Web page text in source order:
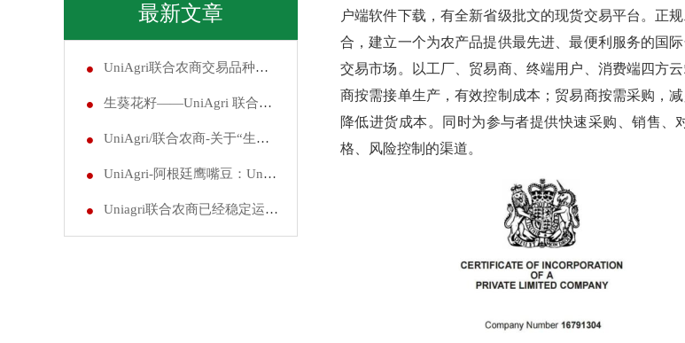
最新文章
UniAgri联合农商交易品种与交易规则
生葵花籽——UniAgri 联合农商核心交易新品种
UniAgri/联合农商-关于“生葵花籽”商品上市交易的通知
UniAgri-阿根廷鹰嘴豆：UniAgri 联合农商核心品种
Uniagri联合农商已经稳定运行3年，是目前市面上体量最大最稳定的交易平台
户端软件下载，有全新省级批文的现货交易平台。正
合，建立一个为农产品提供最先进、最便利服务的国
交易市场。以工厂、贸易商、终端用户、消费端四方
商按需接单生产，有效控制成本；贸易商按需采购，
降低进货成本。同时为参与者提供快速采购、销售
格、风险控制的渠道。